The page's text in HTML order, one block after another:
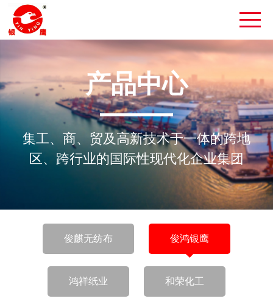
产品中心
集工、商、贸及高新技术于一体的跨地
区、跨行业的国际性现代化企业集团
俊麒无纺布 俊鸿银鹰
鸿祥纸业 和荣化工